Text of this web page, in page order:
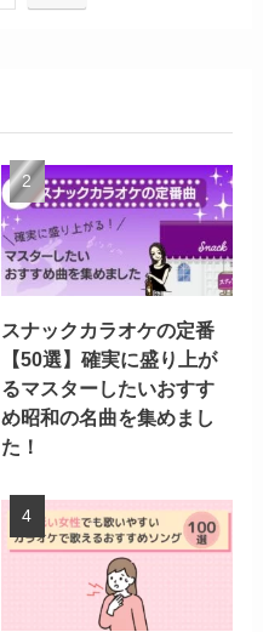
スナックカラオケの定番
【50選】確実に盛り上が
るマスターしたいおすす
め昭和の名曲を集めまし
た！